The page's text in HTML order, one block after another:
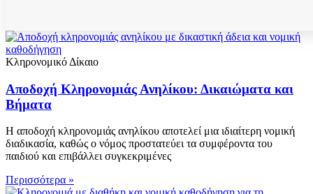
Κληρονομικό Δίκαιο
Αποδοχή Κληρονομιάς Ανηλίκου: Δικαιώματα και
Βήματα
Η αποδοχή κληρονομιάς ανηλίκου αποτελεί μια ιδιαίτερη νομική
διαδικασία, καθώς ο νόμος προστατεύει τα συμφέροντα του
παιδιού και επιβάλλει συγκεκριμένες
Περισσότερα »